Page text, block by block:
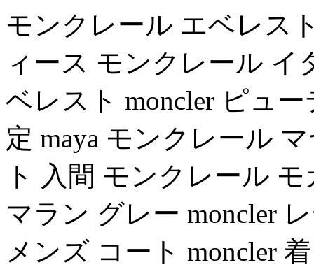
モンクレール エベレス
ィース モンクレール イ
ベレスト moncler ピュ
定 maya モンクレール
ト 入間 モンクレール
マラン グレー moncler
メンズ コート moncler